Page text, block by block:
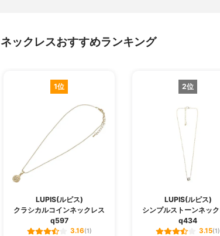
ネックレスおすすめランキング
1位
LUPIS(ルピス)
クラシカルコインネックレス
q597
3.16(1)
2位
LUPIS(ルピス)
シンプルストーンネッ
q434
3.15(1)